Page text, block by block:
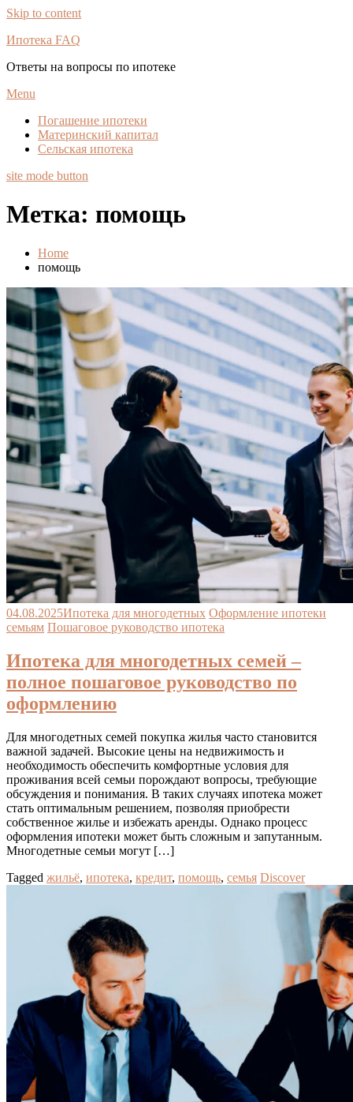
Skip to content
Ипотека FAQ
Ответы на вопросы по ипотеке
Menu
Погашение ипотеки
Материнский капитал
Сельская ипотека
site mode button
Метка: помощь
Home
помощь
04.08.2025Ипотека для многодетных Оформление ипотеки
семьям Пошаговое руководство ипотека
Ипотека для многодетных семей –
полное пошаговое руководство по
оформлению
Для многодетных семей покупка жилья часто становится
важной задачей. Высокие цены на недвижимость и
необходимость обеспечить комфортные условия для
проживания всей семьи порождают вопросы, требующие
обсуждения и понимания. В таких случаях ипотека может
стать оптимальным решением, позволяя приобрести
собственное жилье и избежать аренды. Однако процесс
оформления ипотеки может быть сложным и запутанным.
Многодетные семьи могут […]
Tagged жильё, ипотека, кредит, помощь, семья Discover